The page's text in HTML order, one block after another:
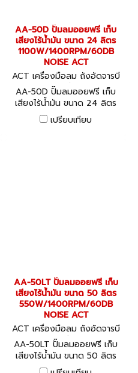
AA-50D ปั๊มลมออยฟรี เก็บ
เสียงไร้น้ำมัน ขนาด 24 ลิตร
1100W/1400RPM/60DB
NOISE ACT
ACT เครื่องมือลม ถังอัดจารบี
อุปกรณ์งานลมต่างๆ AA-50D
AA-50D ปั๊มลมออยฟรี เก็บ
เสียงไร้น้ำมัน ขนาด 24 ลิตร
1100W/1400RPM/60DB
NOISE ACT
เปรียบเทียบ
AA-50LT ปั๊มลมออยฟรี เก็บ
เสียงไร้น้ำมัน ขนาด 50 ลิตร
550W/1400RPM/60DB
NOISE ACT
ACT เครื่องมือลม ถังอัดจารบี
อุปกรณ์งานลมต่างๆ AA-50LT
AA-50LT ปั๊มลมออยฟรี เก็บ
เสียงไร้น้ำมัน ขนาด 50 ลิตร
550W/1400RPM/60DB